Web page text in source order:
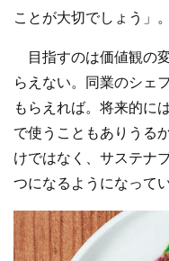
ことが大切でしょう」。
目指すのは価値観の
らえない。同業のシェ
もらえれば。将来的に
で使うこともありうる
けではなく、サステナ
つになるようになって